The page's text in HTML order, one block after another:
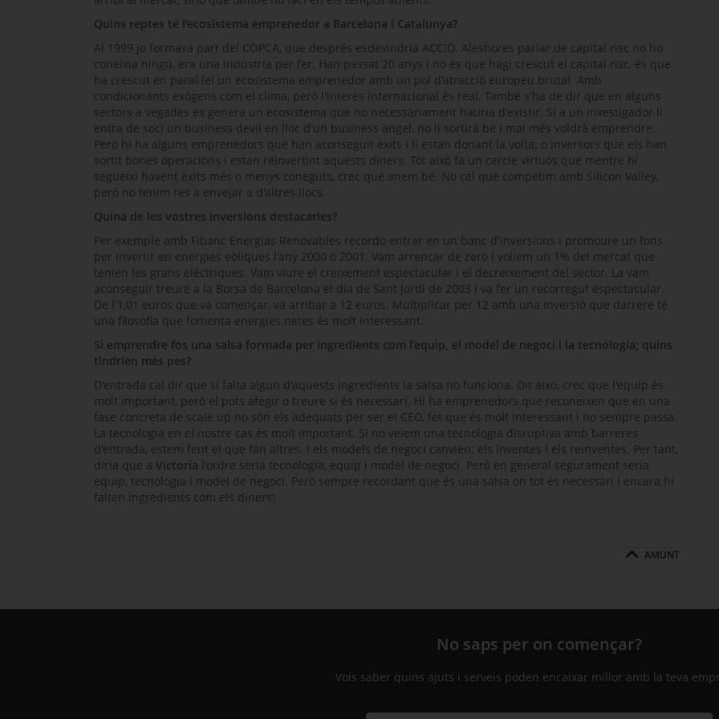
Quins reptes té l'ecosistema emprenedor a Barcelona i Catalunya?
Al 1999 jo formava part del COPCA, que després esdevindria ACCIÓ. Aleshores parlar de capital risc no ho
coneixia ningú, era una indústria per fer. Han passat 20 anys i no és que hagi crescut el capital risc, és que
ha crescut en paral·lel un ecosistema emprenedor amb un pol d'atracció europeu brutal. Amb
condicionants exògens com el clima, però l'interès internacional és real. També s'ha de dir que en alguns
sectors a vegades es genera un ecosistema que no necessàriament hauria d'existir. Si a un investigador li
entra de soci un business devil en lloc d'un business angel, no li sortirà bé i mai més voldrà emprendre.
Però hi ha alguns emprenedors que han aconseguit èxits i li estan donant la volta; o inversors que els han
sortit bones operacions i estan reinvertint aquests diners. Tot això fa un cercle virtuós que mentre hi
segueixi havent èxits més o menys coneguts, crec que anem bé. No cal que competim amb Silicon Valley,
però no tenim res a envejar a d'altres llocs.
Quina de les vostres inversions destacaries?
Per exemple amb Fibanc Energías Renovables recordo entrar en un banc d'inversions i promoure un fons
per invertir en energies eòliques l'any 2000 o 2001. Vam arrencar de zero i volíem un 1% del mercat que
tenien les grans elèctriques. Vam viure el creixement espectacular i el decreixement del sector. La vam
aconseguir treure a la Borsa de Barcelona el dia de Sant Jordi de 2003 i va fer un recorregut espectacular.
De l'1,01 euros que va començar, va arribar a 12 euros. Multiplicar per 12 amb una inversió que darrere té
una filosofia que fomenta energies netes és molt interessant.
Si emprendre fos una salsa formada per ingredients com l’equip, el model de negoci i la tecnologia; quins
tindrien més pes?
D'entrada cal dir que si falta algun d'aquests ingredients la salsa no funciona. Dit això, crec que l'equip és
molt important, però el pots afegir o treure si és necessari. Hi ha emprenedors que reconeixen que en una
fase concreta de scale up no són els adequats per ser el CEO, fet que és molt interessant i no sempre passa.
La tecnologia en el nostre cas és molt important. Si no veiem una tecnologia disruptiva amb barreres
d'entrada, estem fent el que fan altres. I els models de negoci canvien: els inventes i els reinventes. Per tant,
diria que a Victoria l'ordre seria tecnologia, equip i model de negoci. Però en general segurament seria
equip, tecnologia i model de negoci. Però sempre recordant que és una salsa on tot és necessari i encara hi
falten ingredients com els diners!
AMUNT
No saps per on començar?
Vols saber quins ajuts i serveis poden encaixar millor amb la teva